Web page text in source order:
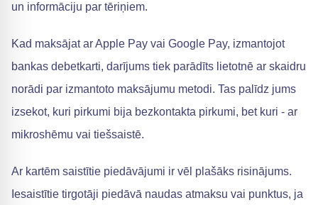
un informāciju par tēriņiem.
Kad maksājat ar Apple Pay vai Google Pay, izmantojot
bankas debetkarti, darījums tiek parādīts lietotnē ar skaidru
norādi par izmantoto maksājumu metodi. Tas palīdz jums
izsekot, kuri pirkumi bija bezkontakta pirkumi, bet kuri - ar
mikroshēmu vai tiešsaistē.
Ar kartēm saistītie piedāvājumi ir vēl plašāks risinājums.
Iesaistītie tirgotāji piedāvā naudas atmaksu vai punktus, ja